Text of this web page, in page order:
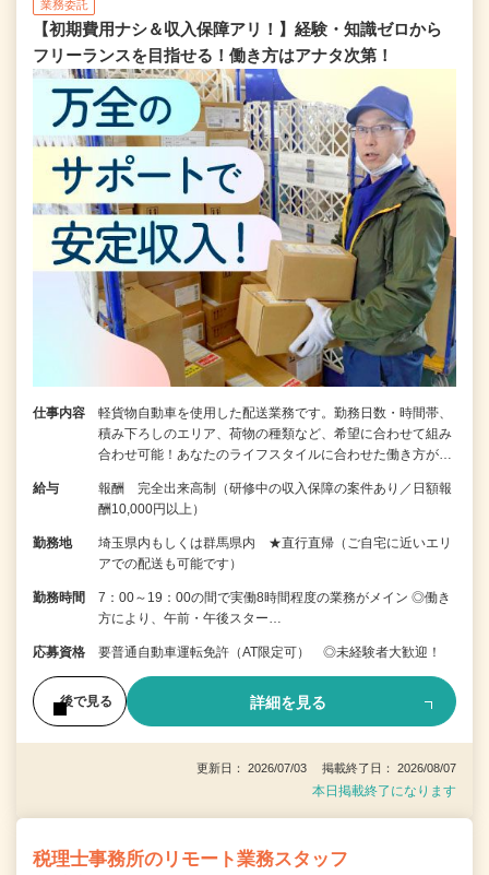
業務委託
【初期費用ナシ＆収入保障アリ！】経験・知識ゼロから
フリーランスを目指せる！働き方はアナタ次第！
仕事内容
軽貨物自動車を使用した配送業務です。勤務日数・時間帯、
積み下ろしのエリア、荷物の種類など、希望に合わせて組み
合わせ可能！あなたのライフスタイルに合わせた働き方が…
給与
報酬 完全出来高制（研修中の収入保障の案件あり／日額報
酬10,000円以上）
勤務地
埼玉県内もしくは群馬県内 ★直行直帰（ご自宅に近いエリ
アでの配送も可能です）
勤務時間
7：00～19：00の間で実働8時間程度の業務がメイン ◎働き
方により、午前・午後スター…
応募資格 要普通自動車運転免許（AT限定可） ◎未経験者大歓迎！
後で見る 詳細を見る
更新日： 2026/07/03 掲載終了日： 2026/08/07
本日掲載終了になります
税理士事務所のリモート業務スタッフ